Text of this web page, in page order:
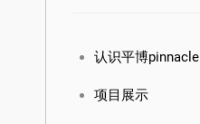
认识平博pinnacle
项目展示